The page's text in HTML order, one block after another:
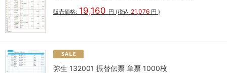
販売価格: 19,160 円 (税込 21,076 円 )
弥生 132001 振替伝票 単票 1000枚